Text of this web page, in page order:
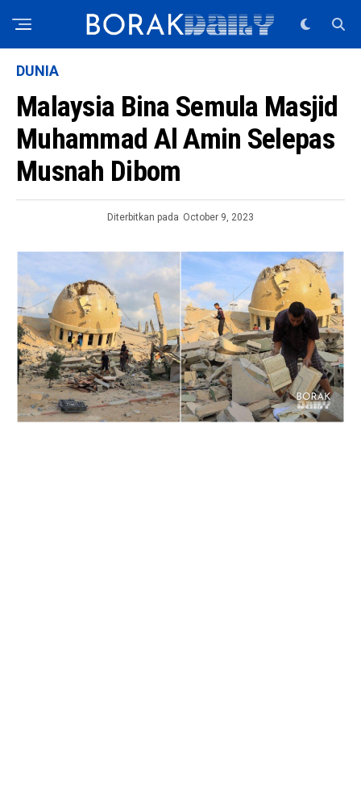
DUNIA
Malaysia Bina Semula Masjid
Muhammad Al Amin Selepas
Musnah Dibom
Diterbitkan pada October 9, 2023